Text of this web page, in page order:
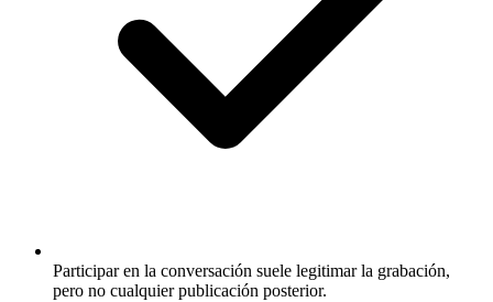
Participar en la conversación suele legitimar la grabación,
pero no cualquier publicación posterior.